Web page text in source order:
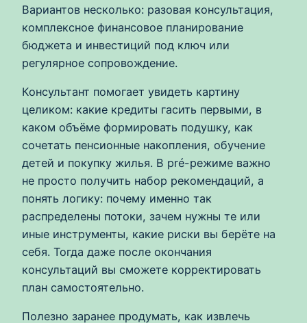
Вариантов несколько: разовая консультация,
комплексное финансовое планирование
бюджета и инвестиций под ключ или
регулярное сопровождение.
Консультант помогает увидеть картину
целиком: какие кредиты гасить первыми, в
каком объёме формировать подушку, как
сочетать пенсионные накопления, обучение
детей и покупку жилья. В pré-режиме важно
не просто получить набор рекомендаций, а
понять логику: почему именно так
распределены потоки, зачем нужны те или
иные инструменты, какие риски вы берёте на
себя. Тогда даже после окончания
консультаций вы сможете корректировать
план самостоятельно.
Полезно заранее продумать, как извлечь